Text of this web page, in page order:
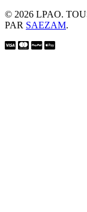
© 2026 LPAO.
PAR SAEZAM.